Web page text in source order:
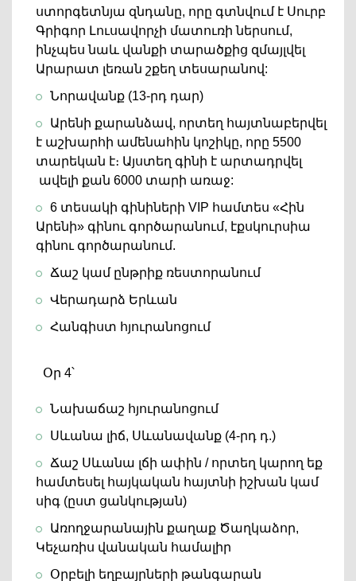
ստորգետնյա զնդանը, որը գտնվում է Սուրբ
Գրիգոր Լուսավորչի մատուռի ներսում,
ինչպես նաև վանքի տարածքից զմայլվել
Արարատ լեռան շքեղ տեսարանով:
Նորավանք (13-րդ դար)
Արենի քարանձավ, որտեղ հայտնաբերվել
է աշխարհի ամենահին կոշիկը, որը 5500
տարեկան է։ Այստեղ գինի է արտադրվել
ավելի քան 6000 տարի առաջ:
6 տեսակի գինիների VIP համտես «Հին
Արենի» գինու գործարանում, էքսկուրսիա
գինու գործարանում.
Ճաշ կամ ընթրիք ռեստորանում
Վերադարձ Երևան
Հանգիստ հյուրանոցում
Օր 4՝
Նախաճաշ հյուրանոցում
Սևանա լիճ, Սևանավանք (4-րդ դ.)
Ճաշ Սևանա լճի ափին / որտեղ կարող եք
համտեսել հայկական հայտնի իշխան կամ
սիգ (ըստ ցանկության)
Առողջարանային քաղաք Ծաղկաձոր,
Կեչառիս վանական համալիր
Օրբելի եղբայրների թանգարան